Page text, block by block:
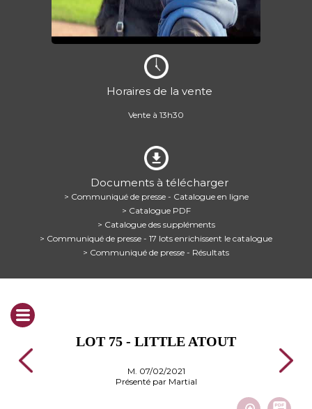
Horaires de la vente
Vente à 13h30
Documents à télécharger
> Communiqué de presse - Catalogue en ligne
> Catalogue PDF
> Catalogue des suppléments
> Communiqué de presse - 17 lots enrichissent le catalogue
> Communiqué de presse - Résultats
LOT 75 - LITTLE ATOUT
M. 07/02/2021
Présenté par Martial